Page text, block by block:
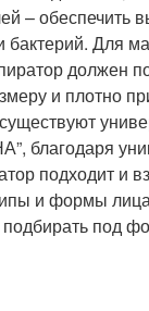
– обеспечить
бактерий. Для
должен
и плотно
благодаря
подходит и
и формы
под